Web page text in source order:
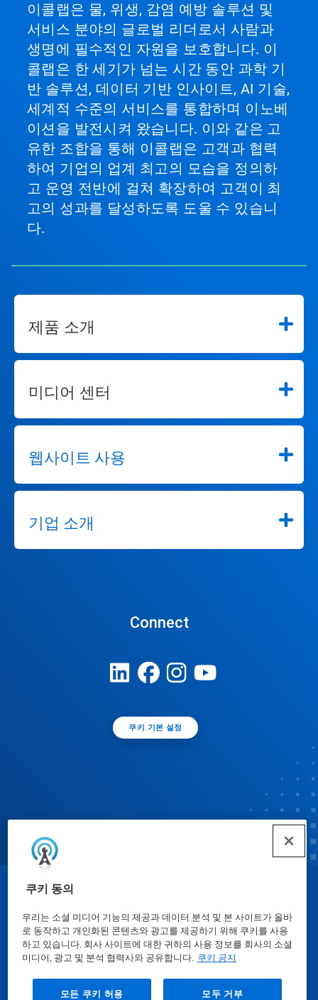
쿠키 동의
우리는 소셜 미디어 기능의 제공과 데이터 분석 및 본 사이트가 올바
로 동작하고 개인화된 콘텐츠와 광고를 제공하기 위해 쿠키를 사용
하고 있습니다. 회사 사이트에 대한 귀하의 사용 정보를 회사의 소셜
미디어, 광고 및 분석 협력사와 공유합니다. 쿠키 공지
모든 쿠키 허용 모두 거부
이콜랩은 물, 위생, 감염 예방 솔루션 및
서비스 분야의 글로벌 리더로서 사람과
생명에 필수적인 자원을 보호합니다. 이
콜랩은 한 세기가 넘는 시간 동안 과학 기
반 솔루션, 데이터 기반 인사이트, AI 기술,
세계적 수준의 서비스를 통합하며 이노베
이션을 발전시켜 왔습니다. 이와 같은 고
유한 조합을 통해 이콜랩은 고객과 협력
하여 기업의 업계 최고의 모습을 정의하
고 운영 전반에 걸쳐 확장하여 고객이 최
고의 성과를 달성하도록 도울 수 있습니
다.
제품 소개
미디어 센터
웹사이트 사용
기업 소개
Connect
쿠키 기본 설정
물질안전보건자료표| 개인정보보호방침|이용약관